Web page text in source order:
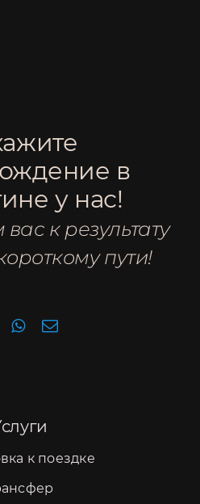
в
у нас!
к результату
пути!
к поездке